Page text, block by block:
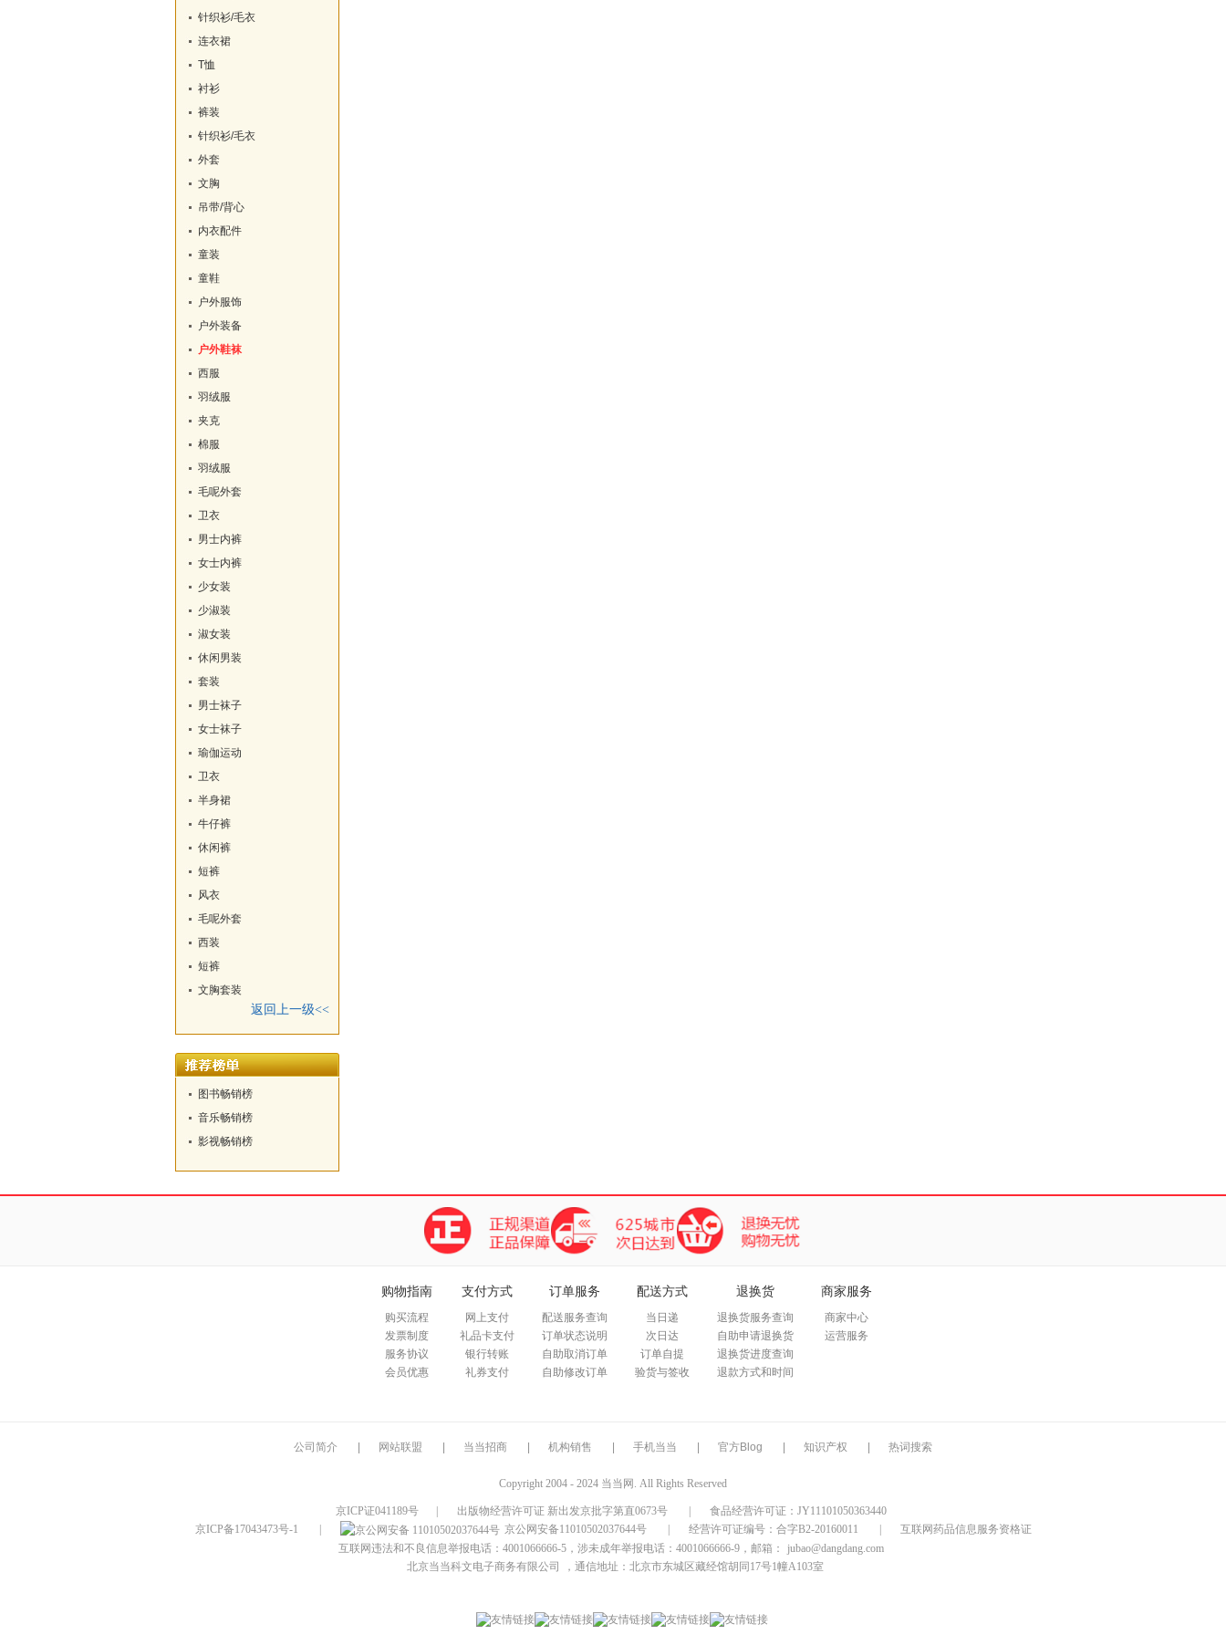
针织衫/毛衣
连衣裙
T恤
衬衫
裤装
针织衫/毛衣
外套
文胸
吊带/背心
内衣配件
童装
童鞋
户外服饰
户外装备
户外鞋袜
西服
羽绒服
夹克
棉服
羽绒服
毛呢外套
卫衣
男士内裤
女士内裤
少女装
少淑装
淑女装
休闲男装
套装
男士袜子
女士袜子
瑜伽运动
卫衣
半身裙
牛仔裤
休闲裤
短裤
风衣
毛呢外套
西装
短裤
文胸套装
返回上一级<<
图书畅销榜
音乐畅销榜
影视畅销榜
购物指南
购买流程
发票制度
服务协议
会员优惠
支付方式
网上支付
礼品卡支付
银行转账
礼券支付
订单服务
配送服务查询
订单状态说明
自助取消订单
自助修改订单
配送方式
当日递
次日达
订单自提
验货与签收
退换货
退换货服务查询
自助申请退换货
退换货进度查询
退款方式和时间
商家服务
商家中心
运营服务
公司简介 网站联盟 当当招商 机构销售 手机当当 官方Blog 知识产权 热词搜索
Copyright 2004 - 2024 当当网. All Rights Reserved
京ICP证041189号 出版物经营许可证 新出发京批字第直0673号
食品经营许可证：JY11101050363440
京ICP备17043473号-1
京公网安备11010502037644号 经营许可证编号：合字B2-20160011
互联网药品信息服务资格证
互联网违法和不良信息举报电话：4001066666-5，涉未成年举报电话：4001066666-9，邮箱：
jubao@dangdang.com
北京当当科文电子商务有限公司
，通信地址：北京市东城区藏经馆胡同17号1幢A103室